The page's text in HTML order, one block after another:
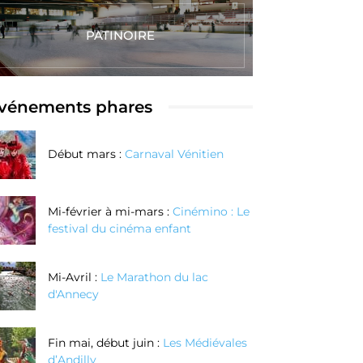
PATINOIRE
phares
Début mars : Carnaval Vénitien
Mi-février à mi-mars : Cinémino : Le
festival du cinéma enfant
Mi-Avril : Le Marathon du lac
d'Annecy
Fin mai, début juin : Les Médiévales
d’Andilly